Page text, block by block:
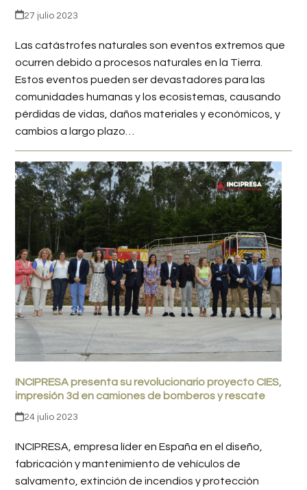
27 julio 2023
Las catástrofes naturales son eventos extremos que
ocurren debido a procesos naturales en la Tierra.
Estos eventos pueden ser devastadores para las
comunidades humanas y los ecosistemas, causando
pérdidas de vidas, daños materiales y económicos, y
cambios a largo plazo…
INCIPRESA presenta su revolucionario proyecto CIES,
impresión 3d en camiones de bomberos y rescate
24 julio 2023
INCIPRESA, empresa líder en España en el diseño,
fabricación y mantenimiento de vehículos de
salvamento, extinción de incendios y protección